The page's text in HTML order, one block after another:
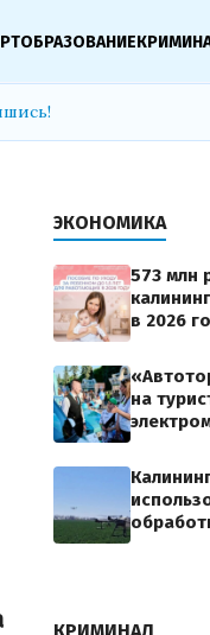
ОБРАЗОВАНИЕ
ЭКОНОМИКА
573 млн
в 2026
на